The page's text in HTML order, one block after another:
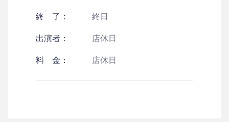
終 了： 終日
出演者： 店休日
料 金： 店休日